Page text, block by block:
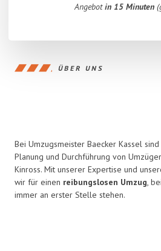
Angebotin 15 Minuten
ÜBER UNS
Bei Umzugsmeister Baecker Kassel
Planung und Durchführung von
Kinross. Mit unserer Expertise und
wir für einen reibungslosen Umzug,
immer an erster Stelle stehen.